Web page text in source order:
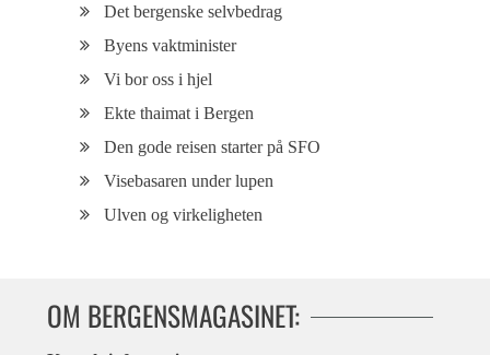
Det bergenske selvbedrag
Byens vaktminister
Vi bor oss i hjel
Ekte thaimat i Bergen
Den gode reisen starter på SFO
Visebasaren under lupen
Ulven og virkeligheten
OM BERGENSMAGASINET: